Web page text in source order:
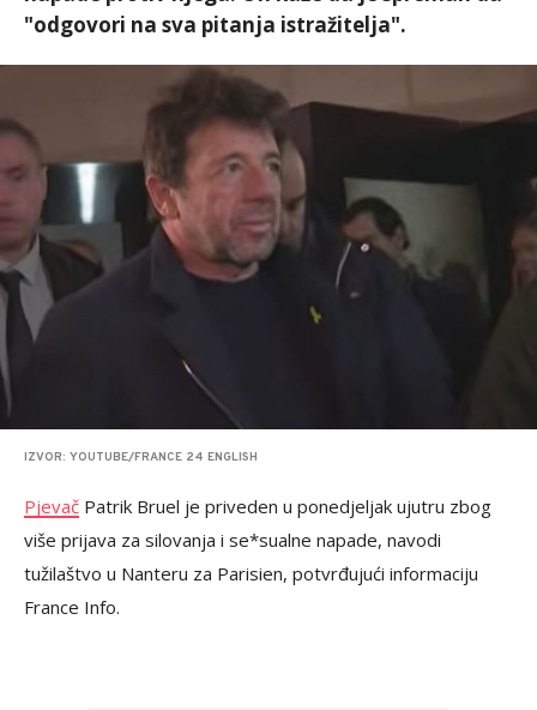
"odgovori na sva pitanja istražitelja".
IZVOR: YOUTUBE/FRANCE 24 ENGLISH
Pjevač Patrik Bruel je priveden u ponedjeljak ujutru zbog
više prijava za silovanja i se*sualne napade, navodi
tužilaštvo u Nanteru za Parisien, potvrđujući informaciju
France Info.